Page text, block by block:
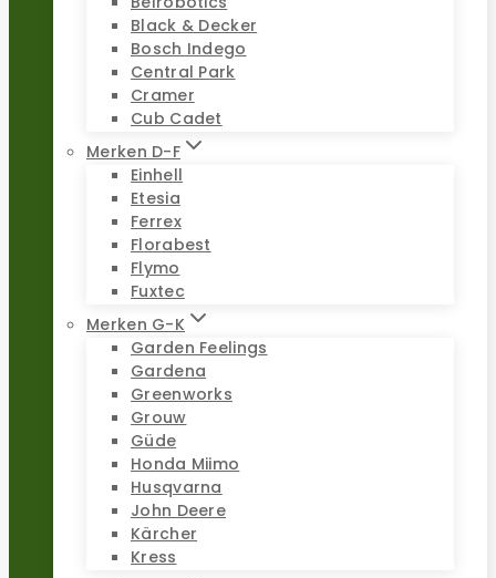
Black & Decker
Bosch Indego
Central Park
Cramer
Cub Cadet
Merken D-F
Einhell
Etesia
Ferrex
Florabest
Flymo
Fuxtec
Merken G-K
Garden Feelings
Gardena
Greenworks
Grouw
Güde
Honda Miimo
Husqvarna
John Deere
Kärcher
Kress